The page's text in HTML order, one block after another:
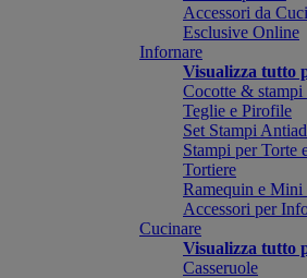
Accessori da
Esclusive Online
Infornare
Visualizza tutto
Cocotte & stampi
Teglie e Pirofile
Set Stampi
Stampi per Torte
Tortiere
Ramequin e Mini
Accessori per
Cucinare
Visualizza tutto
Casseruole